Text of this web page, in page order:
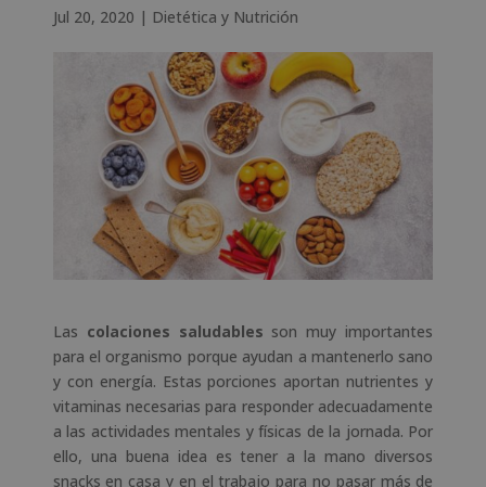
Jul 20, 2020 | Dietética y Nutrición
Las colaciones saludables son muy importantes
para el organismo porque ayudan a mantenerlo sano
y con energía. Estas porciones aportan nutrientes y
vitaminas necesarias para responder adecuadamente
a las actividades mentales y físicas de la jornada. Por
ello, una buena idea es tener a la mano diversos
snacks en casa y en el trabajo para no pasar más de